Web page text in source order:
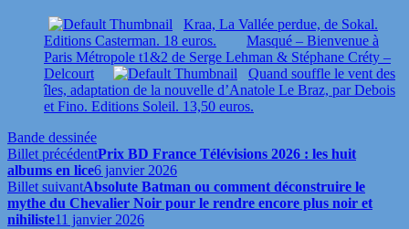
Kraa, La Vallée perdue, de Sokal.
Editions Casterman. 18 euros.
Masqué – Bienvenue à
Paris Métropole t1&2 de Serge Lehman & Stéphane Créty –
Delcourt
Quand souffle le vent des
îles, adaptation de la nouvelle d’Anatole Le Braz, par Debois
et Fino. Editions Soleil. 13,50 euros.
Bande dessinée
Billet précédentPrix BD France Télévisions 2026 : les huit
albums en lice6 janvier 2026
Billet suivantAbsolute Batman ou comment déconstruire le
mythe du Chevalier Noir pour le rendre encore plus noir et
nihiliste11 janvier 2026